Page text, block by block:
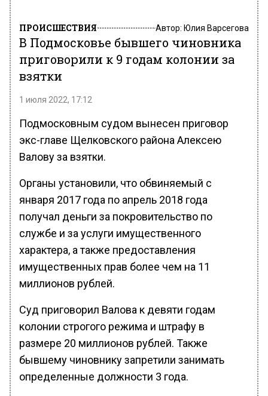
ПРОИСШЕСТВИЯ Автор: Юлия Варсегова
В Подмосковье бывшего чиновника
приговорили к 9 годам колонии за
взятки
1 июля 2022, 17:12
Подмосковным судом вынесен приговор
экс-главе Щелковского района Алексею
Валову за взятки.
Органы установили, что обвиняемый с
января 2017 года по апрель 2018 года
получал деньги за покровительство по
службе и за услуги имущественного
характера, а также предоставления
имущественных прав более чем на 11
миллионов рублей.
Суд приговорил Валова к девяти годам
колонии строгого режима и штрафу в
размере 20 миллионов рублей. Также
бывшему чиновнику запретили занимать
определенные должности 3 года.